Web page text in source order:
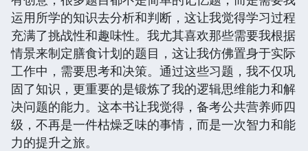
运用所学的知识去分析和判断，这让我觉得学习过程
充满了挑战性和趣味性。我尤其喜欢那些需要我根据
情景来制定膳食计划的题目，这让我仿佛置身于实际
工作中，需要思考和决策。通过这些习题，我不仅巩
固了知识，更重要的是锻炼了我的逻辑思维能力和解
决问题的能力。这本书让我觉得，备考公共营养师四
级，不再是一件枯燥乏味的事情，而是一次智力和能
力的提升之旅。